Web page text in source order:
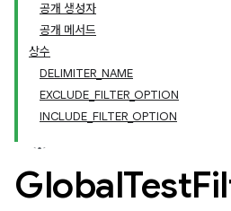
공개 생성자
공개 메서드
상수
DELIMITER_NAME
EXCLUDE_FILTER_OPTION
INCLUDE_FILTER_OPTION
GlobalTest